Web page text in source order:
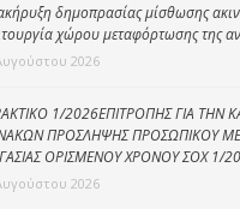
δημοπρασίας μίσθωσης
χώρου μεταφόρτωσης της
2026
1/2026ΕΠΙΤΡΟΠΗΣ ΓΙΑ ΤΗΝ
ΠΡΟΣΛΗΨΗΣ ΠΡΟΣΩΠΙΚΟΥ
ΟΡΙΣΜΕΝΟΥ ΧΡΟΝΟΥ ΣΟΧ 1/
2026